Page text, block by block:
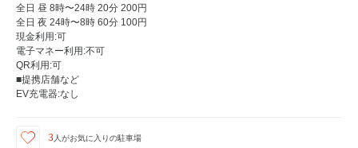
全日 昼 8時〜24時 20分 200円
全日 夜 24時〜8時 60分 100円
現金利用:可
電子マネー利用:不可
QR利用:可
■提携店舗など
EV充電器:なし
3 人がお気に入りの駐車場